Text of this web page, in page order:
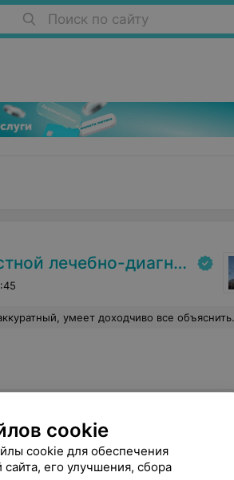
Поиск по сайту
диагностический центр
умеет доходчиво все объяснить. Профи!
cookie
cookie для обеспечения
сайта, его улучшения, сбора